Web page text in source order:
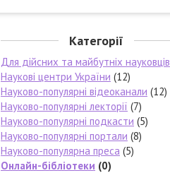
Категорії
Для дійсних та майбутніх науковців
Наукові центри України (12)
Науково-популярні відеоканали (12)
Науково-популярні лекторії (7)
Науково-популярні подкасти (5)
Науково-популярні портали (8)
Науково-популярна преса (5)
Онлайн-бібліотеки (0)